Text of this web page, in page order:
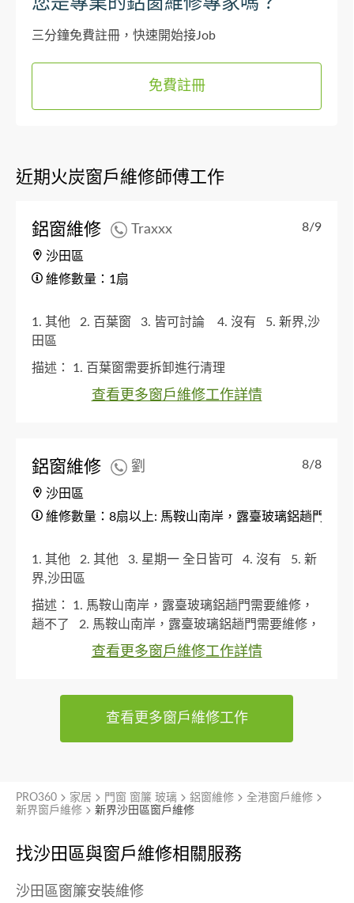
三分鐘免費註冊，快速開始接Job
免費註冊
近期火炭窗戶維修師傅工作
鋁窗維修 Traxxx
沙田區
維修數量：1扇
8/9
1. 其他 2. 百葉窗 3. 皆可討論 4. 沒有
5. 新界,沙
田區
描述： 1. 百葉窗需要拆卸進行清理
查看更多窗戶維修工作詳情
鋁窗維修 劉
沙田區
維修數量：8扇以上: 馬鞍山南岸，露臺玻璃鋁趟門需要
8/8
1. 其他 2. 其他 3. 星期一 全日皆可 4. 沒有
5. 新
界,沙田區
描述： 1. 馬鞍山南岸，露臺玻璃鋁趟門需要維修，
趟不了
2. 馬鞍山南岸，露臺玻璃鋁趟門需要維修，
3. 馬鞍山南岸，露臺玻璃鋁趟門需要維修，
查看更多窗戶維修工作詳情
查看更多窗戶維修工作
找沙田區與窗戶維修相關服務
沙田區窗簾安裝維修
PRO360 家居 門窗 窗簾 玻璃 鋁窗維修
全港窗戶維修
新界窗戶維修
新界沙田區窗戶維修